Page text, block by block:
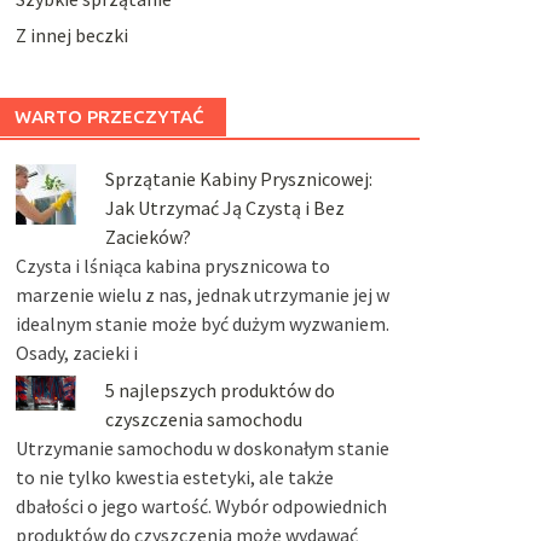
Z innej beczki
WARTO PRZECZYTAĆ
Sprzątanie Kabiny Prysznicowej:
Jak Utrzymać Ją Czystą i Bez
Zacieków?
Czysta i lśniąca kabina prysznicowa to
marzenie wielu z nas, jednak utrzymanie jej w
idealnym stanie może być dużym wyzwaniem.
Osady, zacieki i
5 najlepszych produktów do
czyszczenia samochodu
Utrzymanie samochodu w doskonałym stanie
to nie tylko kwestia estetyki, ale także
dbałości o jego wartość. Wybór odpowiednich
produktów do czyszczenia może wydawać